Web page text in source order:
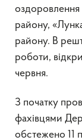
оздоровлення
району,
району. В
роботи,
червня.
З початку
фахівцями
обстежено 11